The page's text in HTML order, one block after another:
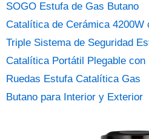
SOGO Estufa de Gas Butano
Catalítica de Cerámica 4200W
Triple Sistema de Seguridad
Catalítica Portátil Plegable con
Ruedas Estufa Catalítica Gas
Butano para Interior y Exterior